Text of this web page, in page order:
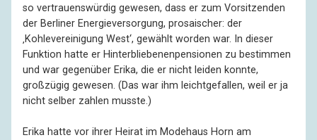
so vertrauens­würdig gewesen, dass er zum Vorsit­zenden
der Berliner Energie­versorgung, prosaischer: der
‚Kohlevereinigung West‘, gewählt worden war. In dieser
Funktion hatte er Hinter­bliebenen­pensionen zu bestimmen
und war gegenüber Erika, die er nicht leiden konnte,
großzügig gewesen. (Das war ihm leicht­gefallen, weil er ja
nicht selber zahlen musste.)
Erika hatte vor ihrer Heirat im Modehaus Horn am